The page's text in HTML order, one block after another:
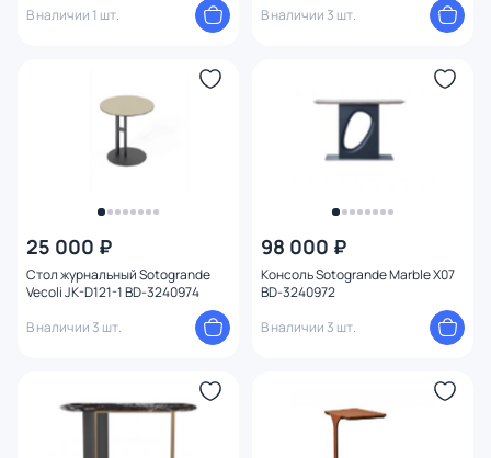
В наличии 1 шт.
В наличии 3 шт.
25 000 ₽
Стол журнальный Sotogrande
Vecoli JK-D121-1 BD-3240974
В наличии 3 шт.
98 000 ₽
Консоль Sotogrande Marble X07
BD-3240972
В наличии 3 шт.